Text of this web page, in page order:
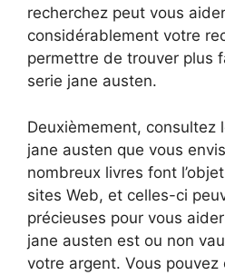
recherchez peut vous
considérablement votre
permettre de trouver plus
serie jane austen.
Deuxièmement, consultez
jane austen que vous
nombreux livres font
sites Web, et celles-ci
précieuses pour vous
jane austen est ou non
votre argent. Vous pouvez